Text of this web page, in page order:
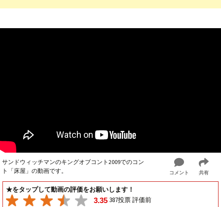
サンドウィッチマンのキングオブコント2009でのコン
ト「床屋」の動画です。
コメント 共有
★をタップして動画の評価をお願いします！
3.35 387投票 評価前